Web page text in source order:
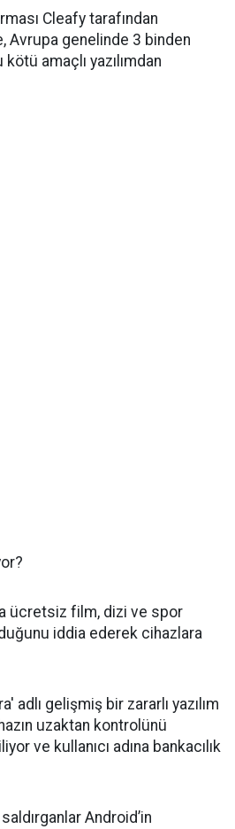
Cleafy tarafından
Avrupa genelinde 3 binden
amaçlı yazılımdan
ücretsiz film, dizi ve spor
iddia ederek cihazlara
adlı gelişmiş bir zararlı yazılım
uzaktan kontrolünü
ve kullanıcı adına bankacılık
Android’in